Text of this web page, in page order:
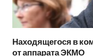
Находящегося в
от аппарата ЭКМО